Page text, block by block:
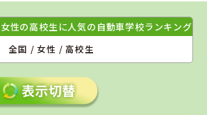
性の高校生に人気の自動車学校ランキング
全国 / 女性 / 高校生